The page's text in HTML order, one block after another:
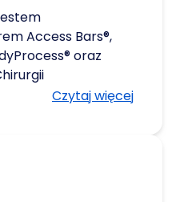
Access Bars®,
oraz
do
Czytaj więcej